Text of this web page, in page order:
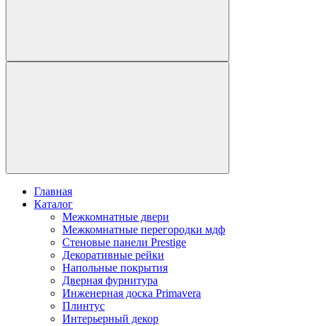
Главная
Каталог
Межкомнатные двери
Межкомнатные перегородки мдф
Стеновые панели Prestige
Декоративные рейки
Напольные покрытия
Дверная фурнитура
Инженерная доска Primavera
Плинтус
Интерьерный декор